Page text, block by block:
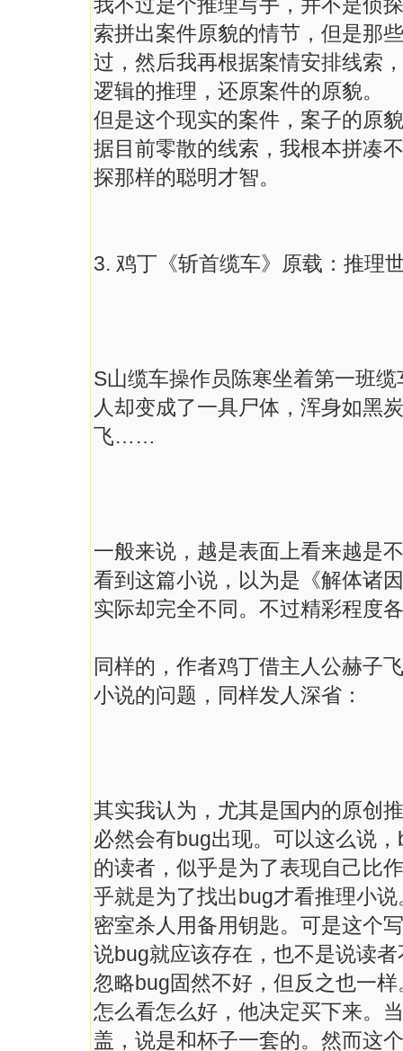
索拼出案件原貌的情节，但是那
过，然后我再根据案情安排线索
逻辑的推理，还原案件的原貌。
但是这个现实的案件，案子的原
据目前零散的线索，我根本拼凑
探那样的聪明才智。
3. 鸡丁《斩首缆车》原载：推理
S山缆车操作员陈寒坐着第一班
人却变成了一具尸体，浑身如黑
飞……
一般来说，越是表面上看来越是
看到这篇小说，以为是《解体诸
实际却完全不同。不过精彩程度
同样的，作者鸡丁借主人公赫子
小说的问题，同样发人深省：
其实我认为，尤其是国内的原创
必然会有bug出现。可以这么说
的读者，似乎是为了表现自己比
乎就是为了找出bug才看推理小
密室杀人用备用钥匙。可是这个
说bug就应该存在，也不是说读
忽略bug固然不好，但反之也一
怎么看怎么好，他决定买下来。
盖，说是和杯子一套的。然而这